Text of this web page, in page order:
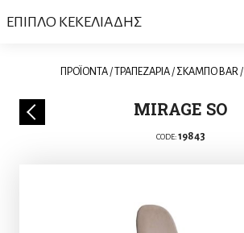
ΕΠΙΠΛΟ ΚΕΚΕΛΙΑΔΗΣ
ΠΡΟΪΟΝΤΑ/ΤΡΑΠΕΖΑΡΙΑ/ ΣΚΑΜΠΟ BAR/
MIRAGE SO
CODE: 19843